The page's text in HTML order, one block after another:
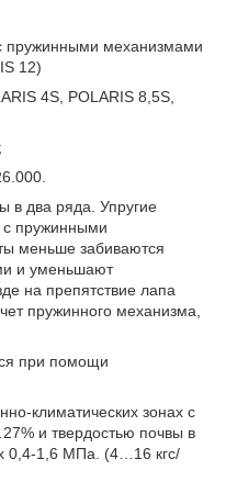
пружинными механизмами
12)
4S, POLARIS 8,5S,
в два ряда. Упругие
пружинными
меньше забиваются
и уменьшают
на препятствие лапа
пружинного механизма,
при помощи
климатических зонах с
и твердостью почвы в
0,4-1,6 МПа. (4…16 кгс/